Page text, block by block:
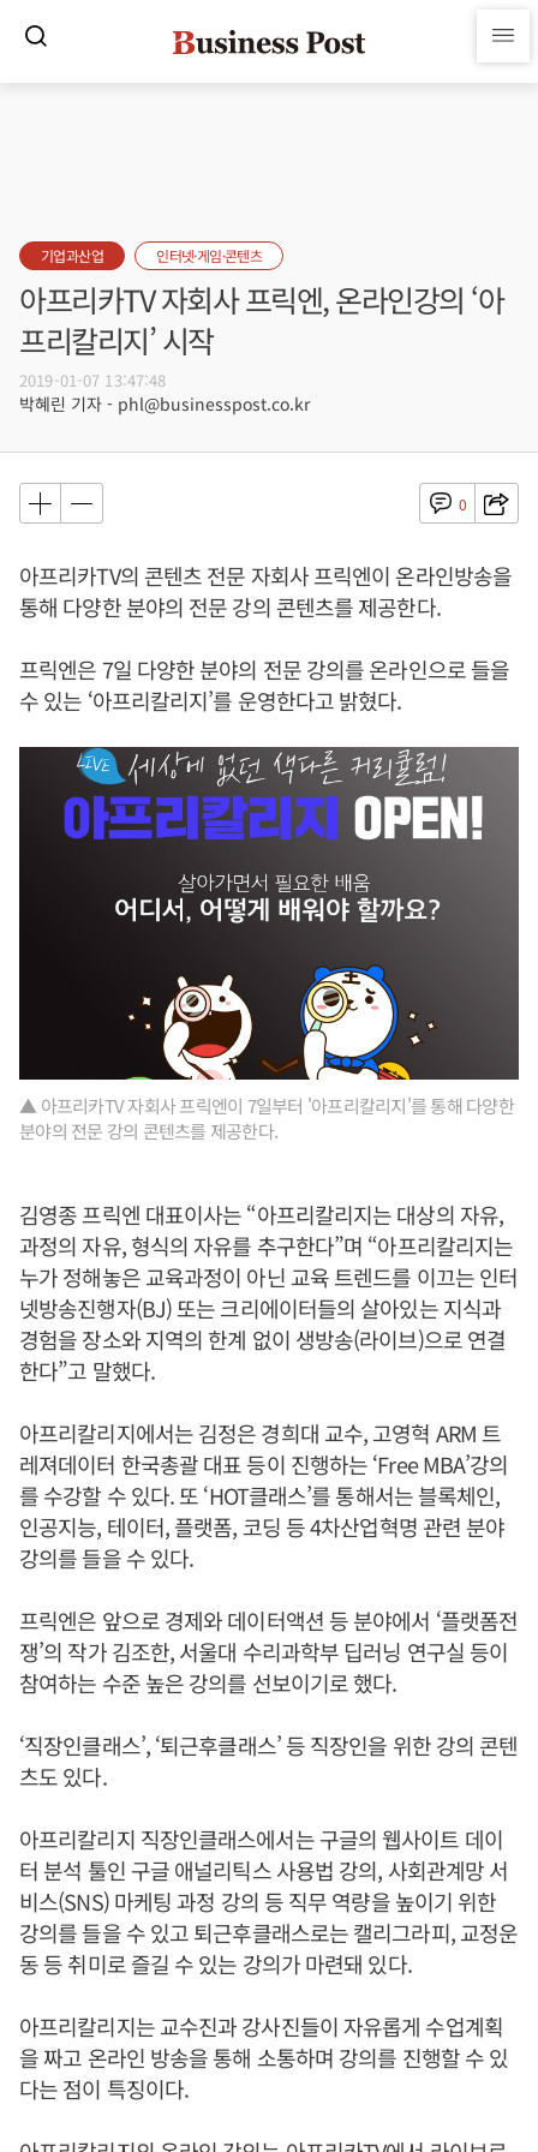
기업과산업 인터넷·게임·콘텐츠
아프리카TV 자회사 프릭엔, 온라인강의 ‘아
프리칼리지’ 시작
2019-01-07 13:47:48
박혜린 기자 - phl@businesspost.co.kr
0
아프리카TV의 콘텐츠 전문 자회사 프릭엔이 온라인방송을
통해 다양한 분야의 전문 강의 콘텐츠를 제공한다.
프릭엔은 7일 다양한 분야의 전문 강의를 온라인으로 들을
수 있는 ‘아프리칼리지’를 운영한다고 밝혔다.
▲ 아프리카TV 자회사 프릭엔이 7일부터 '아프리칼리지'를 통해 다양한
분야의 전문 강의 콘텐츠를 제공한다.
김영종 프릭엔 대표이사는 “아프리칼리지는 대상의 자유,
과정의 자유, 형식의 자유를 추구한다”며 “아프리칼리지는
누가 정해놓은 교육과정이 아닌 교육 트렌드를 이끄는 인터
넷방송진행자(BJ) 또는 크리에이터들의 살아있는 지식과
경험을 장소와 지역의 한계 없이 생방송(라이브)으로 연결
한다”고 말했다.
아프리칼리지에서는 김정은 경희대 교수, 고영혁 ARM 트
레져데이터 한국총괄 대표 등이 진행하는 ‘Free MBA’강의
를 수강할 수 있다. 또 ‘HOT클래스’를 통해서는 블록체인,
인공지능, 테이터, 플랫폼, 코딩 등 4차산업혁명 관련 분야
강의를 들을 수 있다.
프릭엔은 앞으로 경제와 데이터액션 등 분야에서 ‘플랫폼전
쟁’의 작가 김조한, 서울대 수리과학부 딥러닝 연구실 등이
참여하는 수준 높은 강의를 선보이기로 했다.
‘직장인클래스’, ‘퇴근후클래스’ 등 직장인을 위한 강의 콘텐
츠도 있다.
아프리칼리지 직장인클래스에서는 구글의 웹사이트 데이
터 분석 툴인 구글 애널리틱스 사용법 강의, 사회관계망 서
비스(SNS) 마케팅 과정 강의 등 직무 역량을 높이기 위한
강의를 들을 수 있고 퇴근후클래스로는 캘리그라피, 교정운
동 등 취미로 즐길 수 있는 강의가 마련돼 있다.
아프리칼리지는 교수진과 강사진들이 자유롭게 수업계획
을 짜고 온라인 방송을 통해 소통하며 강의를 진행할 수 있
다는 점이 특징이다.